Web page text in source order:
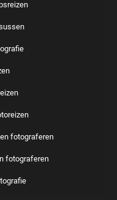
fotograferen
fotograferen